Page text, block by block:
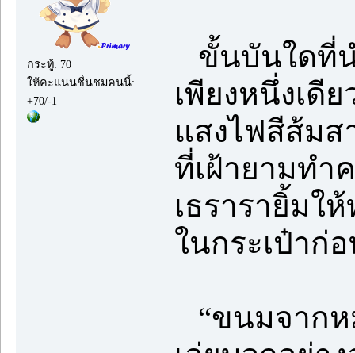
กระทู้: 70
ให้คะแนนชื่นชมคนนี้:
+70/-1
ขั้นบันใดที่น
เพียงหนึ่งเดี
แสงไฟสีส้มส
ที่เฝ้ายามทำ
เธรารายิ้มใ
ในกระเป๋าก่
“ขนมจากห